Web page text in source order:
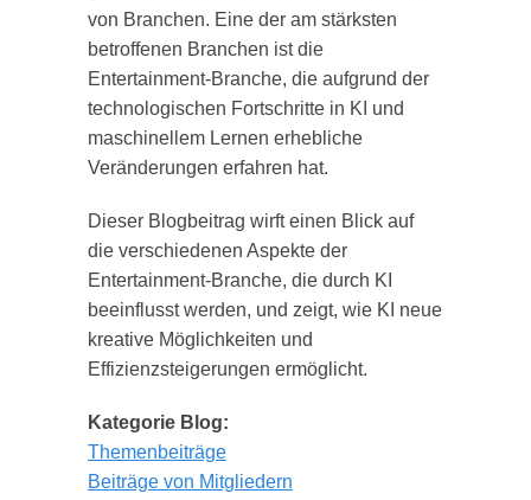
von Branchen. Eine der am stärksten
betroffenen Branchen ist die
Entertainment-Branche, die aufgrund der
technologischen Fortschritte in KI und
maschinellem Lernen erhebliche
Veränderungen erfahren hat.
Dieser Blogbeitrag wirft einen Blick auf
die verschiedenen Aspekte der
Entertainment-Branche, die durch KI
beeinflusst werden, und zeigt, wie KI neue
kreative Möglichkeiten und
Effizienzsteigerungen ermöglicht.
Kategorie Blog:
Themenbeiträge
Beiträge von Mitgliedern